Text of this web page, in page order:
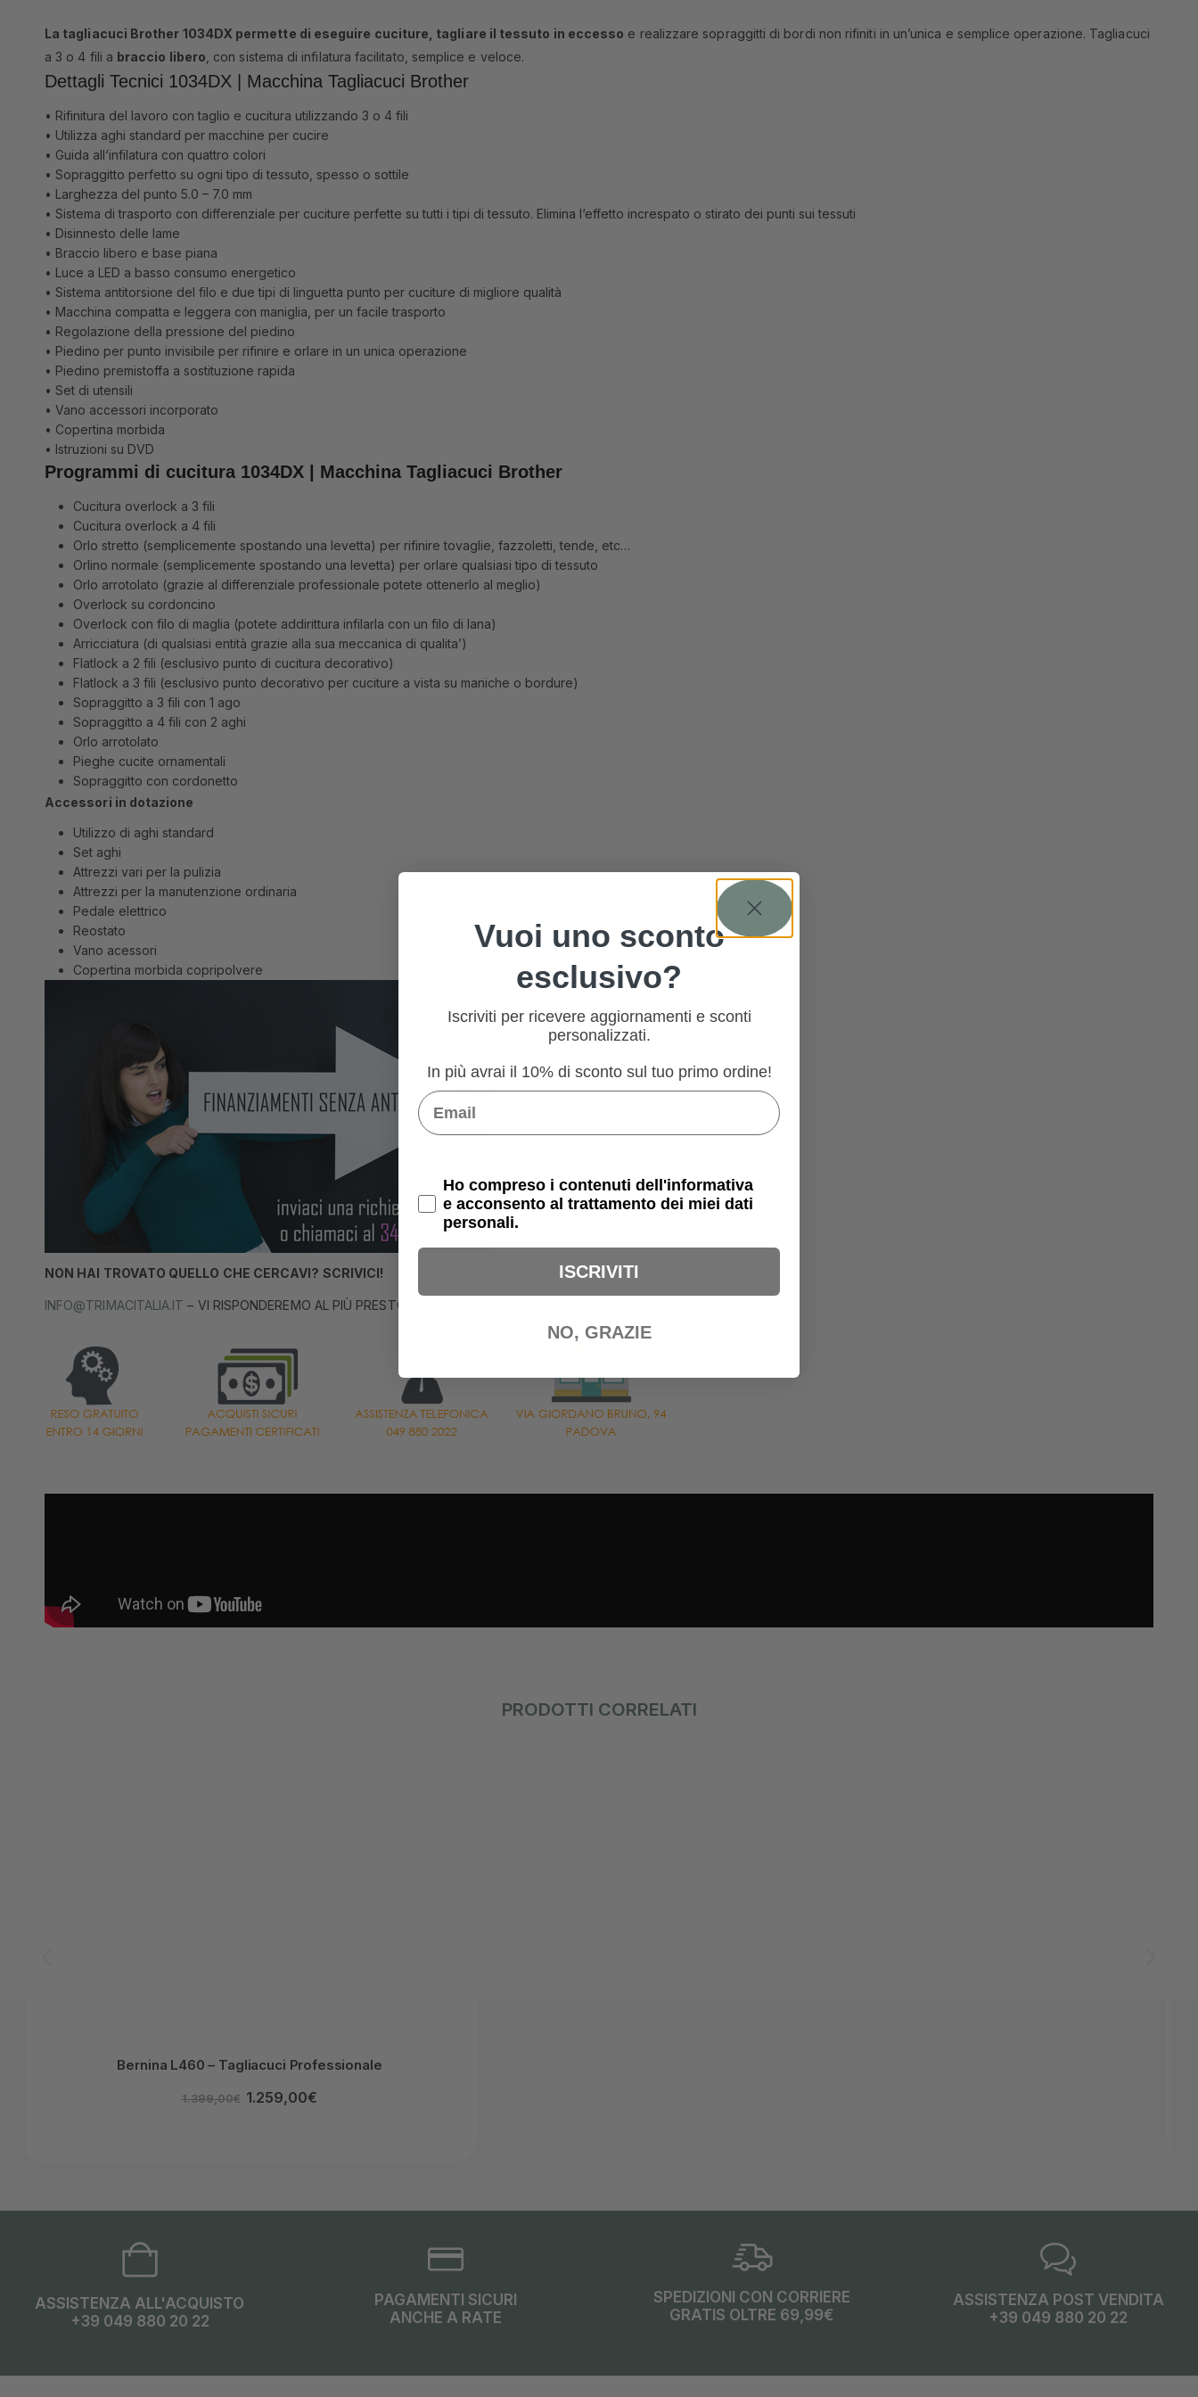
La tagliacuci Brother 1034DX permette di eseguire cuciture, tagliare il tessuto in eccesso e realizzare sopraggitti di bordi non rifiniti in un’unica e semplice operazione. Tagliacuci
a 3 o 4 fili a braccio libero , con sistema di infilatura facilitato, semplice e veloce.
Dettagli Tecnici 1034DX | Macchina Tagliacuci Brother
• Rifinitura del lavoro con taglio e cucitura utilizzando 3 o 4 fili
• Utilizza aghi standard per macchine per cucire
• Guida all‘infilatura con quattro colori
• Sopraggitto perfetto su ogni tipo di tessuto, spesso o sottile
• Larghezza del punto 5.0 – 7.0 mm
• Sistema di trasporto con differenziale per cuciture perfette su tutti i tipi di tessuto. Elimina l‘effetto increspato o stirato dei punti sui tessuti
• Disinnesto delle lame
• Braccio libero e base piana
• Luce a LED a basso consumo energetico
• Sistema antitorsione del filo e due tipi di linguetta punto per cuciture di migliore qualità
• Macchina compatta e leggera con maniglia, per un facile trasporto
• Regolazione della pressione del piedino
• Piedino per punto invisibile per rifinire e orlare in un unica operazione
• Piedino premistoffa a sostituzione rapida
• Set di utensili
• Vano accessori incorporato
• Copertina morbida
• Istruzioni su DVD
Programmi di cucitura 1034DX | Macchina Tagliacuci Brother
Cucitura overlock a 3 fili
Cucitura overlock a 4 fili
Orlo stretto (semplicemente spostando una levetta) per rifinire tovaglie, fazzoletti, tende, etc…
Orlino normale (semplicemente spostando una levetta) per orlare qualsiasi tipo di tessuto
Orlo arrotolato (grazie al differenziale professionale potete ottenerlo al meglio)
Overlock su cordoncino
Overlock con filo di maglia (potete addirittura infilarla con un filo di lana)
Arricciatura (di qualsiasi entità grazie alla sua meccanica di qualita’)
Flatlock a 2 fili (esclusivo punto di cucitura decorativo)
Flatlock a 3 fili (esclusivo punto decorativo per cuciture a vista su maniche o bordure)
Sopraggitto a 3 fili con 1 ago
Sopraggitto a 4 fili con 2 aghi
Orlo arrotolato
Pieghe cucite ornamentali
Sopraggitto con cordonetto
Accessori in dotazione
Utilizzo di aghi standard
Set aghi
Attrezzi vari per la pulizia
Attrezzi per la manutenzione ordinaria
Pedale elettrico
Reostato
Vano acessori
Copertina morbida copripolvere
NON HAI TROVATO QUELLO CHE CERCAVI? SCRIVICI!
INFO@TRIMACITALIA.IT – VI RISPONDEREMO AL PIÙ PRESTO!
PRODOTTI CORRELATI
Bernina L460 – Tagliacuci Professionale
1.399,00€ 1.259,00€
ASSISTENZA ALL'ACQUISTO
+39 049 880 20 22
PAGAMENTI SICURI
ANCHE A RATE
SPEDIZIONI CON CORRIERE
GRATIS OLTRE 69,99€
ASSISTENZA POST VENDITA
+39 049 880 20 22
Vuoi uno sconto
esclusivo?
Iscriviti per ricevere aggiornamenti e sconti
personalizzati.
In più avrai il 10% di sconto sul tuo primo ordine!
Email
Privacy Policy
Ho compreso i contenuti dell'informativa
e acconsento al trattamento dei miei dati
personali.
ISCRIVITI
NO, GRAZIE